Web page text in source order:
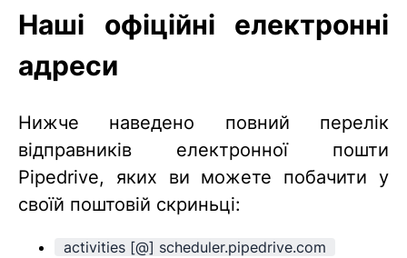
Наші офіційні електронні
адреси
Нижче наведено повний перелік
відправників електронної пошти
Pipedrive, яких ви можете побачити у
своїй поштовій скриньці:
activities [@] scheduler.pipedrive.com